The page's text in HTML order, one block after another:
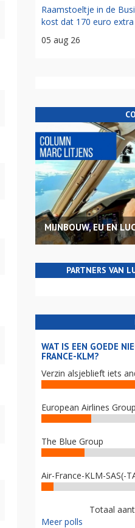
Raamstoeltje in de
kost dat 170 euro extra
05 aug 26
MIJNBOUW, EU EN
PARTNERS VAN
WAT IS EEN GOEDE
FRANCE-KLM?
Verzin alsjeblieft iets
European Airlines
The Blue Group
Air-France-KLM-SAS(-
Totaal
Meer polls